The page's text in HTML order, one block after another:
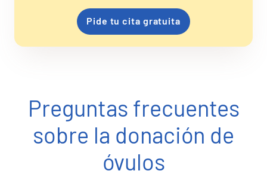
Pide tu cita gratuita
Preguntas frecuentes
sobre la donación de
óvulos